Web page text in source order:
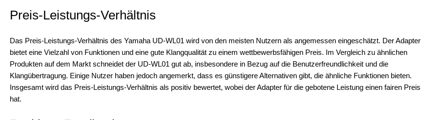
Preis-Leistungs-Verhältnis
Das Preis-Leistungs-Verhältnis des Yamaha UD-WL01 wird von den meisten Nutzern als angemessen eingeschätzt. Der Adapter
bietet eine Vielzahl von Funktionen und eine gute Klangqualität zu einem wettbewerbsfähigen Preis. Im Vergleich zu ähnlichen
Produkten auf dem Markt schneidet der UD-WL01 gut ab, insbesondere in Bezug auf die Benutzerfreundlichkeit und die
Klangübertragung. Einige Nutzer haben jedoch angemerkt, dass es günstigere Alternativen gibt, die ähnliche Funktionen bieten.
Insgesamt wird das Preis-Leistungs-Verhältnis als positiv bewertet, wobei der Adapter für die gebotene Leistung einen fairen Preis
hat.